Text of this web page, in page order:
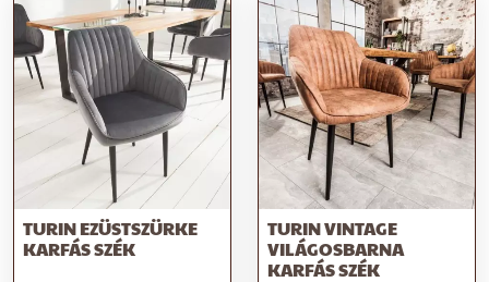
TURIN EZÜSTSZÜRKE
KARFÁS SZÉK
TURIN VINTAGE
VILÁGOSBARNA
KARFÁS SZÉK